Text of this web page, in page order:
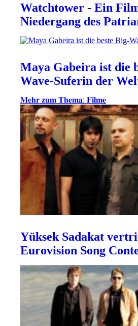
Watchtower - Ein
Niedergang des
Maya Gabeira ist die
Wave-Suferin der
𝐌𝐞𝐡𝐫 𝐳𝐮𝐦 𝐓𝐡𝐞𝐦𝐚: 𝐅𝐢𝐥𝐦𝐞
Yüksek Sadakat
Eurovision Song